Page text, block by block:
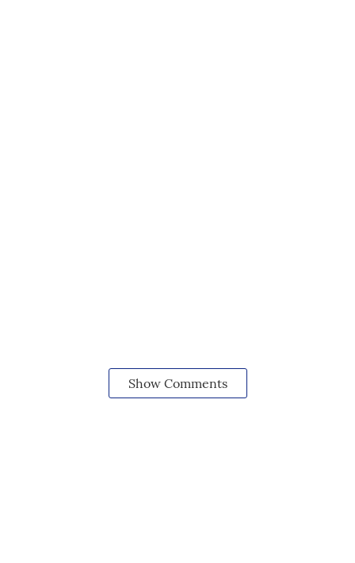
Show Comments